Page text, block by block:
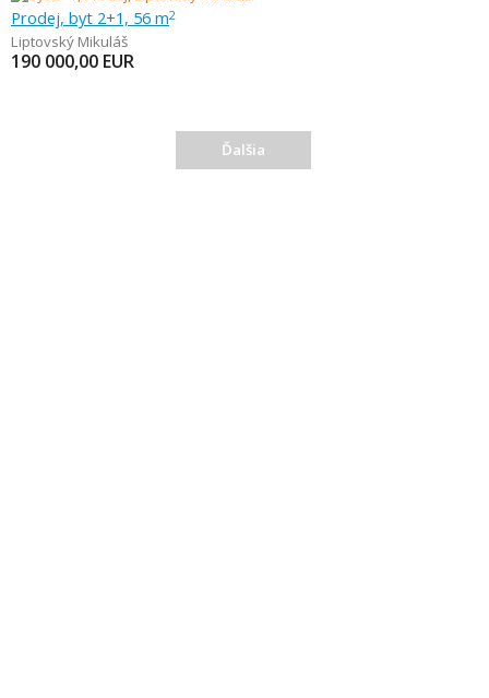
Prodej, byt 2+1, 56 m2
Liptovský Mikuláš
190 000,00 EUR
Ďalšia